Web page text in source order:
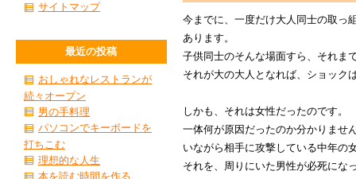
今までに、一度だけ大人同士の取っ
あります。
子供同士のそんな場面すら、それま
それが大の大人となれば、ショック
しかも、それは女性だったのです。
一体何が原因だったのか分かりませ
いながら相手に攻撃している中年の
それを、周りにいた男性が必死にな
サイトマップ
最近の投稿
おしゃれなレストランが
続々オープン
男の手料理
パソコンでキーボードを
打ちこむ
理想的な人生
本を読む時間を作る